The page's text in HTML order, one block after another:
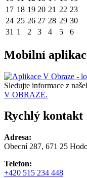
17 18 19 20 21 22 23
24 25 26 27 28 29 30
31 1 2 3 4 5 6
Mobilní
Sledujte informace z
V OBRAZE.
Rychlý kontakt
Adresa:
Obecní 287, 671 25
Telefon:
+420 515 234 448